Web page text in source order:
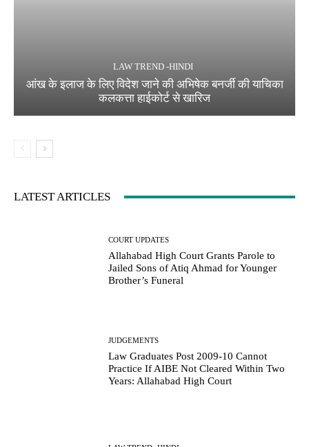
LAW TREND -HINDI
आंख के इलाज के लिए विदेश जाने की अभिषेक बनर्जी की याचिका
कलकत्ता हाईकोर्ट से खारिज
LATEST ARTICLES
COURT UPDATES
Allahabad High Court Grants Parole to
Jailed Sons of Atiq Ahmad for Younger
Brother’s Funeral
JUDGEMENTS
Law Graduates Post 2009-10 Cannot
Practice If AIBE Not Cleared Within Two
Years: Allahabad High Court